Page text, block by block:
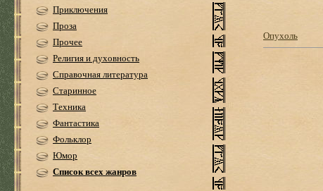
Приключения
Проза
Прочее
Религия и духовность
Справочная литература
Старинное
Техника
Фантастика
Фольклор
Юмор
Список всех жанров
Опухоль